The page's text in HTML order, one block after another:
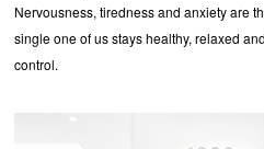
Nervousness, tiredness and anxiety are
single one of us stays healthy, relaxed
control.